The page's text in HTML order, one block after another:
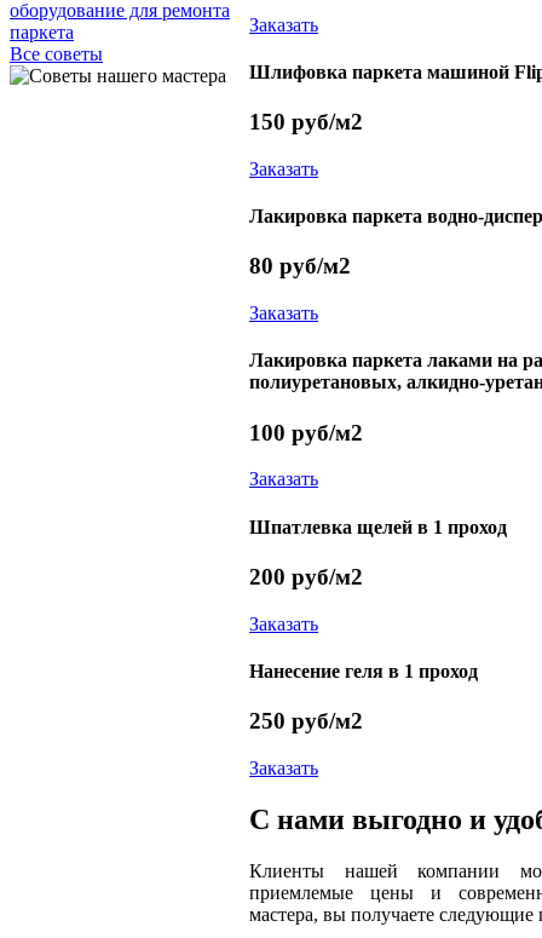
оборудование для ремонта
паркета
Все советы
Заказать
Шлифовка паркета машиной
150 руб/м2
Заказать
Лакировка паркета водно-
80 руб/м2
Заказать
Лакировка паркета лаками на
полиуретановых, алкидно-
100 руб/м2
Заказать
Шпатлевка щелей в 1 проход
200 руб/м2
Заказать
Нанесение геля в 1 проход
250 руб/м2
Заказать
С нами выгодно и
Клиенты нашей компании
приемлемые цены и
мастера, вы получаете следующие